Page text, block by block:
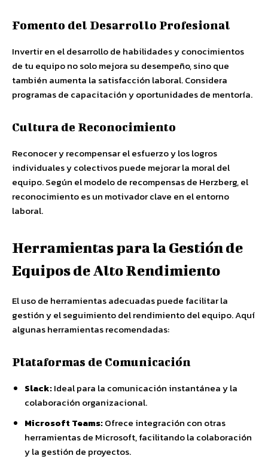
Fomento del Desarrollo Profesional
Invertir en el desarrollo de habilidades y conocimientos
de tu equipo no solo mejora su desempeño, sino que
también aumenta la satisfacción laboral. Considera
programas de capacitación y oportunidades de mentoría.
Cultura de Reconocimiento
Reconocer y recompensar el esfuerzo y los logros
individuales y colectivos puede mejorar la moral del
equipo. Según el modelo de recompensas de Herzberg, el
reconocimiento es un motivador clave en el entorno
laboral.
Herramientas para la Gestión de
Equipos de Alto Rendimiento
El uso de herramientas adecuadas puede facilitar la
gestión y el seguimiento del rendimiento del equipo. Aquí
algunas herramientas recomendadas:
Plataformas de Comunicación
Slack:Ideal para la comunicación instantánea y la
colaboración organizacional.
Microsoft Teams:Ofrece integración con otras
herramientas de Microsoft, facilitando la colaboración
y la gestión de proyectos.